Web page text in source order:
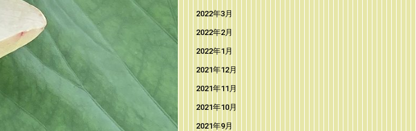
2022年3月
2022年2月
2022年1月
2021年12月
2021年11月
2021年10月
2021年9月